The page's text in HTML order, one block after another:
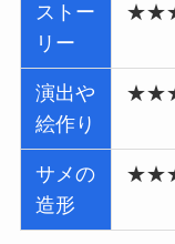
ストー
リー
演出や
絵作り
サメの
造形